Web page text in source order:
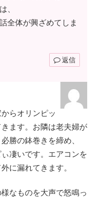
、
全体が興ざめてしま
返信
らオリンピッ
ます。お隣は老夫婦が
勝の鉢巻きを締め、
凄いです。エアコンを
に漏れてきます。
なものを大声で怒鳴っ